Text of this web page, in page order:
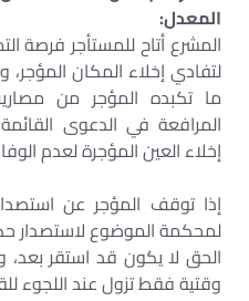
المعدل:
المشرع أتاح للمستأجر فرصة
لتفادي إخلاء المكان المؤجر،
ما تكبده المؤجر من
المرافعة في الدعوى
إخلاء العين المؤجرة لعدم
إذا توقف المؤجر عن
لمحكمة الموضوع لاستصدار
الحق لا يكون قد استقر
وقتية فقط تزول عند اللجوء